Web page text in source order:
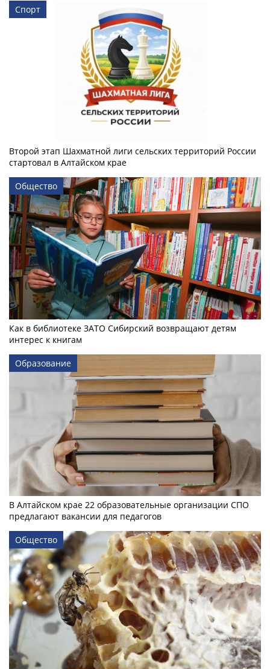
Спорт
Второй этап Шахматной лиги сельских территорий России
стартовал в Алтайском крае
Общество
Как в библиотеке ЗАТО Сибирский возвращают детям
интерес к книгам
Образование
В Алтайском крае 22 образовательные организации СПО
предлагают вакансии для педагогов
Общество